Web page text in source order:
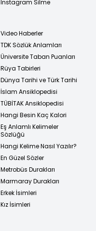
Instagram Silme
Video Haberler
TDK Sözlük Anlamları
Üniversite Taban Puanları
Rüya Tabirleri
Dünya Tarihi ve Türk Tarihi
İslam Ansiklopedisi
TÜBİTAK Ansiklopedisi
Hangi Besin Kaç Kalori
Eş Anlamlı Kelimeler
Sözlüğü
Hangi Kelime Nasıl Yazılır?
En Güzel Sözler
Metrobüs Durakları
Marmaray Durakları
Erkek İsimleri
Kız İsimleri